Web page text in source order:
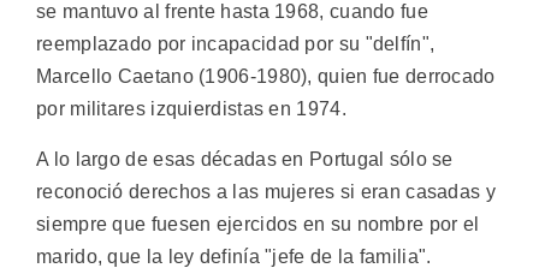
se mantuvo al frente hasta 1968, cuando fue
reemplazado por incapacidad por su "delfín",
Marcello Caetano (1906-1980), quien fue derrocado
por militares izquierdistas en 1974.
A lo largo de esas décadas en Portugal sólo se
reconoció derechos a las mujeres si eran casadas y
siempre que fuesen ejercidos en su nombre por el
marido, que la ley definía "jefe de la familia".